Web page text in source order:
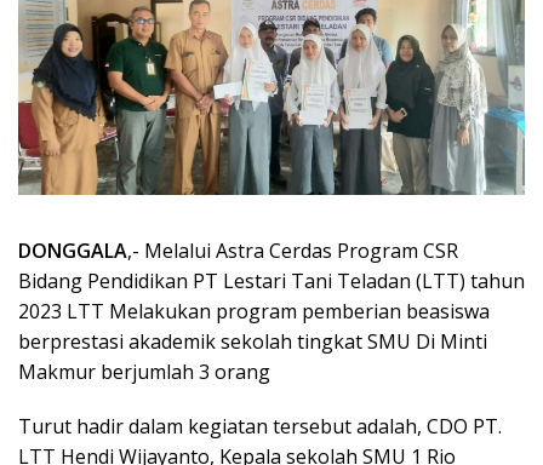
DONGGALA,- Melalui Astra Cerdas Program CSR
Bidang Pendidikan PT Lestari Tani Teladan (LTT) tahun
2023 LTT Melakukan program pemberian beasiswa
berprestasi akademik sekolah tingkat SMU Di Minti
Makmur berjumlah 3 orang
Turut hadir dalam kegiatan tersebut adalah, CDO PT.
LTT Hendi Wijayanto, Kepala sekolah SMU 1 Rio